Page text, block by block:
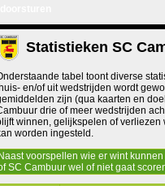
Statistieken SC
tabel toont diverse
en/of uit wedstrijden wordt
zijn (qua kaarten en
drie of meer wedstrijden
winnen, gelijkspelen of
worden ingesteld.
Naast voorspellen wie er wint
SC Cambuur wel of niet gaat